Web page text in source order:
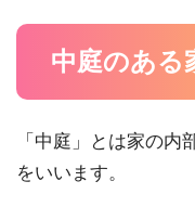
中庭のある
「中庭」とは家の内
をいいます。